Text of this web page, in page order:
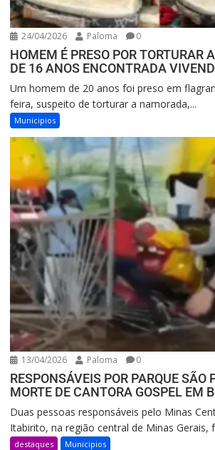
24/04/2026 Paloma 0
HOMEM É PRESO POR TORTURAR
DE 16 ANOS ENCONTRADA
Um homem de 20 anos foi preso em
feira, suspeito de torturar a namorada,...
Municipios
13/04/2026 Paloma 0
RESPONSÁVEIS POR PARQUE SÃO
MORTE DE CANTORA GOSPEL EM
Duas pessoas responsáveis pelo Minas
Itabirito, na região central de Minas Gerais,
destaques Municipios